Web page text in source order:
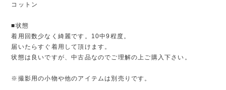
コットン
■状態
着用回数少なく綺麗です。10中9程度。
届いたらすぐ着用して頂けます。
状態は良いですが、中古品なのでご理解の上ご購入下さい。
※撮影用の小物や他のアイテムは別売りです。